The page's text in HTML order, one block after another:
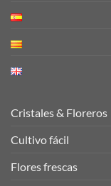
Cristales & Floreros
Cultivo fácil
Flores frescas